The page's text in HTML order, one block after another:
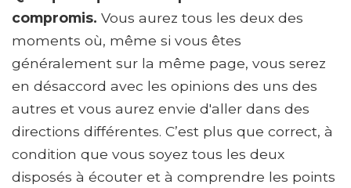
compromis. Vous aurez tous les deux des
moments où, même si vous êtes
généralement sur la même page, vous serez
en désaccord avec les opinions des uns des
autres et vous aurez envie d'aller dans des
directions différentes. C’est plus que correct, à
condition que vous soyez tous les deux
disposés à écouter et à comprendre les points